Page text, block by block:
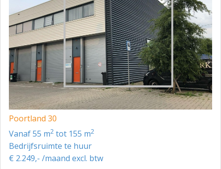
Poortland 30
vanaf 55 m2 tot 155 m2
Bedrijfsruimte te huur
€ 2.249,- /maand excl. btw